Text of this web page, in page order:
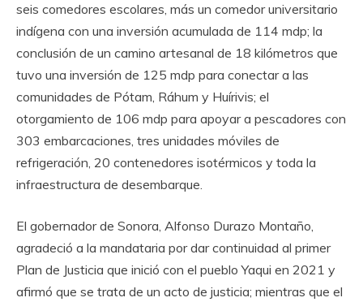
seis comedores escolares, más un comedor universitario
indígena con una inversión acumulada de 114 mdp; la
conclusión de un camino artesanal de 18 kilómetros que
tuvo una inversión de 125 mdp para conectar a las
comunidades de Pótam, Ráhum y Huírivis; el
otorgamiento de 106 mdp para apoyar a pescadores con
303 embarcaciones, tres unidades móviles de
refrigeración, 20 contenedores isotérmicos y toda la
infraestructura de desembarque.
El gobernador de Sonora, Alfonso Durazo Montaño,
agradeció a la mandataria por dar continuidad al primer
Plan de Justicia que inició con el pueblo Yaqui en 2021 y
afirmó que se trata de un acto de justicia; mientras que el